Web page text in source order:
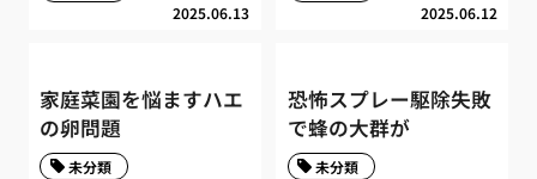
2025.06.13 2025.06.12
家庭菜園を悩ますハエ
の卵問題
未分類
恐怖スプレー駆除失敗
で蜂の大群が
未分類